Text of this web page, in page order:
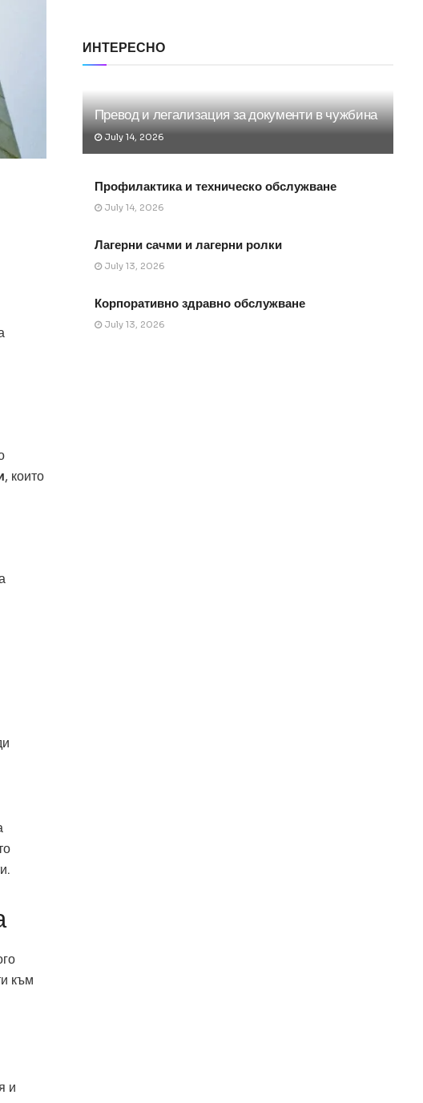
, които
към
и
ИНТЕРЕСНО
Превод и легализация за документи в чужбина
July 14, 2026
Профилактика и техническо обслужване
July 14, 2026
Лагерни сачми и лагерни ролки
July 13, 2026
Корпоративно здравно обслужване
July 13, 2026